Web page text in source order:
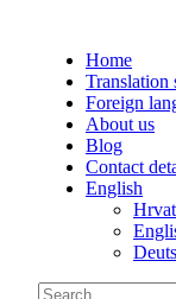
Home
Translation
Foreign
About us
Blog
Contact
English